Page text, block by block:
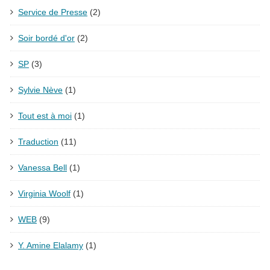
Service de Presse (2)
Soir bordé d'or (2)
SP (3)
Sylvie Nève (1)
Tout est à moi (1)
Traduction (11)
Vanessa Bell (1)
Virginia Woolf (1)
WEB (9)
Y. Amine Elalamy (1)